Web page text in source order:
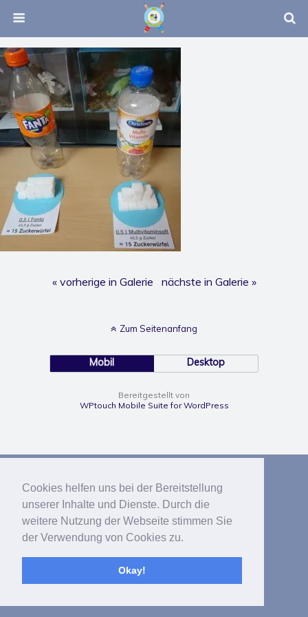
Cookies helfen uns bei der Bereitstellung
unserer Inhalte und Dienste. Durch die
weitere Nutzung der Webseite stimmen Sie
der Verwendung von Cookies zu.
Okay!
« vorherige in Galerie nächste in Galerie »
Zum Seitenanfang
Mobil Desktop
Bereitgestellt von
WPtouch Mobile Suite for WordPress